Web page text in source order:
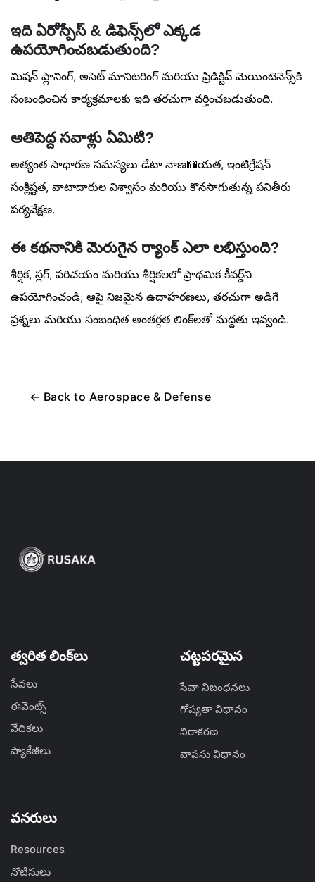
ఇది ఏరోస్పేస్ & డిఫెన్స్‌లో ఎక్కడ
ఉపయోగించబడుతుంది?
మిషన్ ప్లానింగ్, అసెట్ మానిటరింగ్ మరియు ప్రిడిక్టివ్ మెయింటెనెన్స్‌కి
సంబంధించిన కార్యక్రమాలకు ఇది తరచుగా వర్తించబడుతుంది.
అతిపెద్ద సవాళ్లు ఏమిటి?
అత్యంత సాధారణ సమస్యలు డేటా నాణ��యత, ఇంటిగ్రేషన్
సంక్లిష్టత, వాటాదారుల విశ్వాసం మరియు కొనసాగుతున్న పనితీరు
పర్యవేక్షణ.
ఈ కథనానికి మెరుగైన ర్యాంక్ ఎలా లభిస్తుంది?
శీర్షిక, స్లగ్, పరిచయం మరియు శీర్షికలలో ప్రాథమిక కీవర్డ్‌ని
ఉపయోగించండి, ఆపై నిజమైన ఉదాహరణలు, తరచుగా అడిగే
ప్రశ్నలు మరియు సంబంధిత అంతర్గత లింక్‌లతో మద్దతు ఇవ్వండి.
← Back to Aerospace & Defense
త్వరిత లింక్‌లు
సేవలు
ఈవెంట్స్
వేదికలు
ప్యాకేజీలు
చట్టపరమైన
సేవా నిబంధనలు
గోప్యతా విధానం
నిరాకరణ
వాపసు విధానం
వనరులు
Resources
నోటీసులు